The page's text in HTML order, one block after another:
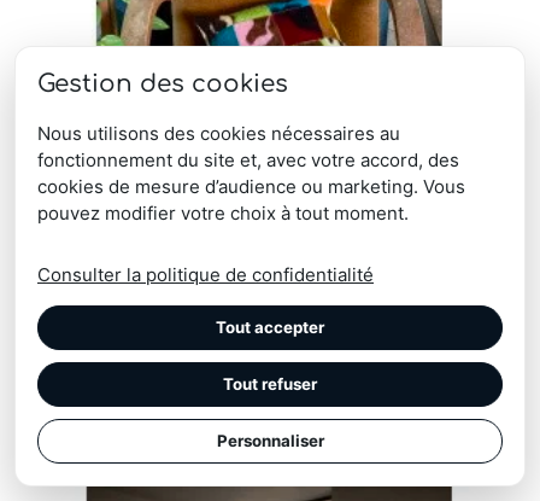
Coussin vache multicolore Bilbao
Note
4.00
sur 5
A partir de64,00€
Gestion des cookies
Nous utilisons des cookies nécessaires au
fonctionnement du site et, avec votre accord, des
cookies de mesure d’audience ou marketing. Vous
pouvez modifier votre choix à tout moment.
Consulter la politique de confidentialité
Tout accepter
Tout refuser
Personnaliser